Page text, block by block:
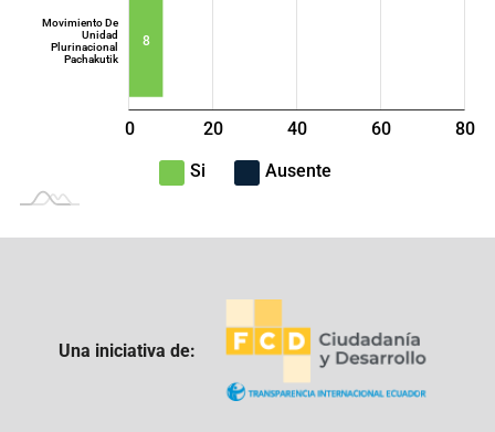
8
Movimiento De
Unidad
Plurinacional
Pachakutik
L
-40
-20
0 20 40 60 80
100
Si
Ausente
Una iniciativa de: